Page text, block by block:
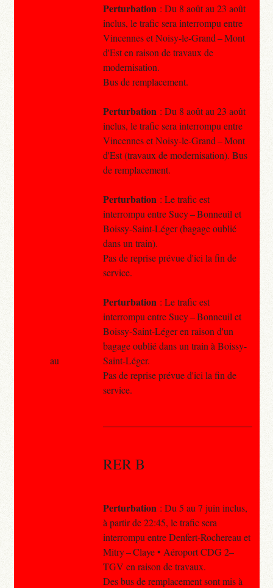
Perturbation : Du 8 août au 23 août
inclus, le trafic sera interrompu entre
Vincennes et Noisy-le-Grand – Mont
d'Est en raison de travaux de
modernisation.
Bus de remplacement.
Perturbation : Du 8 août au 23 août
inclus, le trafic sera interrompu entre
Vincennes et Noisy-le-Grand – Mont
d'Est (travaux de modernisation). Bus
de remplacement.
Perturbation : Le trafic est
interrompu entre Sucy – Bonneuil et
Boissy-Saint-Léger (bagage oublié
dans un train).
Pas de reprise prévue d'ici la fin de
service.
Perturbation : Le trafic est
interrompu entre Sucy – Bonneuil et
Boissy-Saint-Léger en raison d'un
bagage oublié dans un train à Boissy-
Saint-Léger.
Pas de reprise prévue d'ici la fin de
service.
RER B
Perturbation : Du 5 au 7 juin inclus,
à partir de 22:45, le trafic sera
interrompu entre Denfert-Rochereau et
Mitry – Claye • Aéroport CDG 2–
TGV en raison de travaux.
Des bus de remplacement sont mis à
au